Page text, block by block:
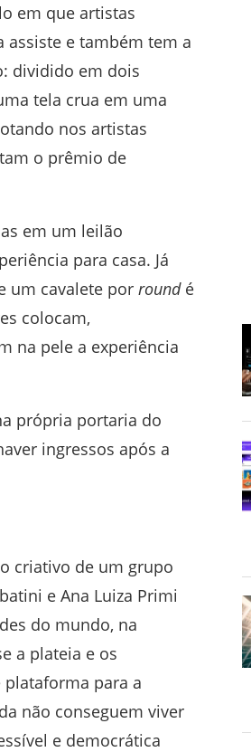
em que artistas
e também tem a
dividido em dois
tela crua em uma
nos artistas
o prêmio de
em um leilão
para casa. Já
um cavalete por roundé
colocam,
na pele a experiência
própria portaria do
ingressos após a
criativo de um grupo
e Ana Luiza Primi
do mundo, na
a plateia e os
para a
não conseguem viver
e democrática